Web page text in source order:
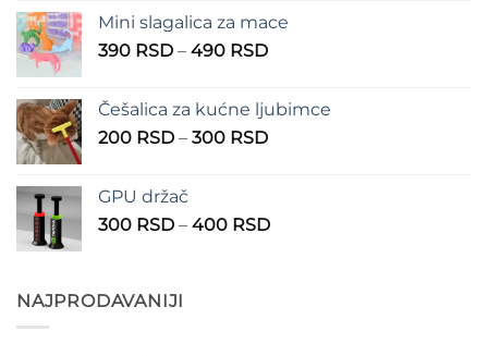
1.250 RSD
Mini slagalica za mace
390 RSD – 490 RSDRaspon
390 RSD
do
Češalica za kućne ljubimce
200 RSD – 300 RSDRaspon
do
GPU držač
300 RSD – 400 RSDRaspon
NAJPRODAVANIJI